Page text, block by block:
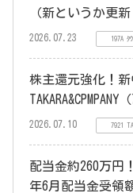
（新というか更
2026.07.23 197A ﾀｳ
株主還元強化！新
TAKARA&CPMPANY
2026.07.10 7921
配当金約260万円
年6月配当金受領